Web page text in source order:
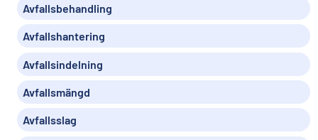
Avfallsbehandling
Avfallshantering
Avfallsindelning
Avfallsmängd
Avfallsslag